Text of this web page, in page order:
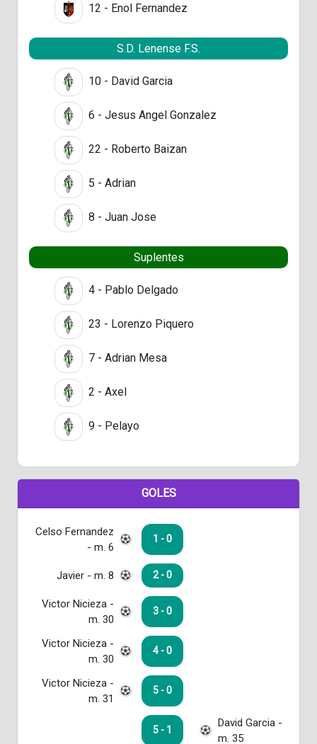
12 - Enol Fernandez
S.D. Lenense F.S.
10 - David Garcia
6 - Jesus Angel Gonzalez
22 - Roberto Baizan
5 - Adrian
8 - Juan Jose
Suplentes
4 - Pablo Delgado
23 - Lorenzo Piquero
7 - Adrian Mesa
2 - Axel
9 - Pelayo
GOLES
Celso Fernandez
- m. 6
1 - 0
Javier - m. 8 2 - 0
Victor Nicieza -
m. 30
3 - 0
Victor Nicieza -
m. 30
4 - 0
Victor Nicieza -
m. 31
5 - 0
5 - 1
David Garcia -
m. 35